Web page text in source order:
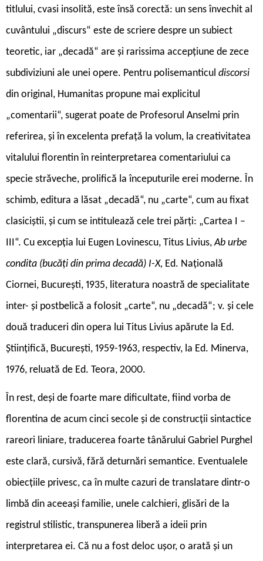
titlului, cvasi insolită, este însă corectă: un sens învechit al
cuvântului „discurs“ este de scriere despre un subiect
teoretic, iar „decadă“ are și rarissima accepțiune de zece
subdiviziuni ale unei opere. Pentru polisemanticul discorsi
din original, Humanitas propune mai explicitul
„comentarii“, sugerat poate de Profesorul Anselmi prin
referirea, și în excelenta prefață la volum, la creativitatea
vitalului florentin în reinterpretarea comentariului ca
specie străveche, prolifică la începuturile erei moderne. În
schimb, editura a lăsat „decadă“, nu „carte“, cum au fixat
clasiciștii, și cum se intitulează cele trei părți: „Cartea I –
III“. Cu excepția lui Eugen Lovinescu, Titus Livius,Ab urbe
condita (bucăți din prima decadă) I-X, Ed. Națională
Ciornei, București, 1935, literatura noastră de specialitate
inter- și postbelică a folosit „carte“, nu „decadă“; v. și cele
două traduceri din opera lui Titus Livius apărute la Ed.
Științifică, București, 1959-1963, respectiv, la Ed. Minerva,
1976, reluată de Ed. Teora, 2000.
În rest, deși de foarte mare dificultate, fiind vorba de
florentina de acum cinci secole și de construcții sintactice
rareori liniare, traducerea foarte tânărului Gabriel Purghel
este clară, cursivă, fără deturnări semantice. Eventualele
obiecțiile privesc, ca în multe cazuri de translatare dintr-o
limbă din aceeași familie, unele calchieri, glisări de la
registrul stilistic, transpunerea liberă a ideii prin
interpretarea ei. Că nu a fost deloc ușor, o arată și un